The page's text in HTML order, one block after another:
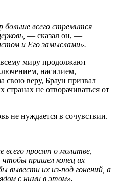
всего стремится
— сказал он, —
и Его замыслами».
миру продолжают
насилием,
свою веру, Браун призвал
не отворачиваться от
не нуждается в сочувствии.
просят о молитве, —
чтобы пришел конец их
вывести их из-под гонений, а
с ними в этом».